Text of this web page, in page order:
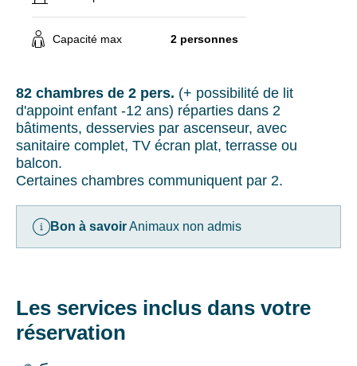
Familial
=
15%
de
remise
sur
le
tarif
complète
Supplément
disponibilités
25€/pers.
Capacité max 2 personnes
82 chambres de 2 pers. (+ possibilité de lit
d'appoint enfant -12 ans) réparties dans 2
bâtiments, desservies par ascenseur, avec
sanitaire complet, TV écran plat, terrasse ou
balcon.
Certaines chambres communiquent par 2.
Bon à savoirAnimaux non admis
Les services inclus dans votre
réservation
En
votre
vous
acceptez
de
recevoir
la
newsletter
de
pouvez
vous
moment
l’aide